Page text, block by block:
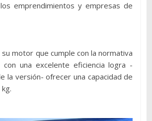
emprendimientos y empresas de
su motor que cumple con la normativa
una excelente eficiencia logra -
la versión- ofrecer una capacidad de